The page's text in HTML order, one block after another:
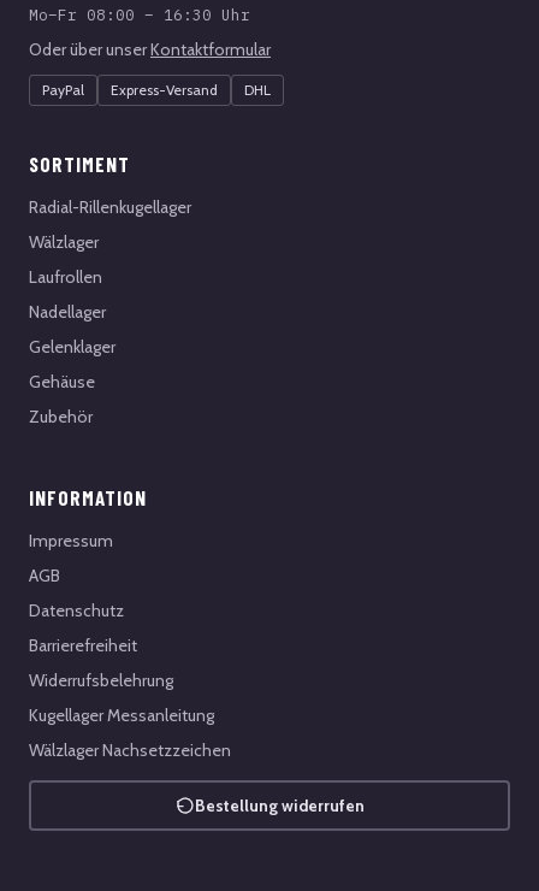
Mo–Fr 08:00 – 16:30 Uhr
Oder über unserKontaktformular
PayPal Express-Versand DHL
SORTIMENT
Radial-Rillenkugellager
Wälzlager
Laufrollen
Nadellager
Gelenklager
Gehäuse
Zubehör
INFORMATION
Impressum
AGB
Datenschutz
Barrierefreiheit
Widerrufsbelehrung
Kugellager Messanleitung
Wälzlager Nachsetzzeichen
Bestellung widerrufen